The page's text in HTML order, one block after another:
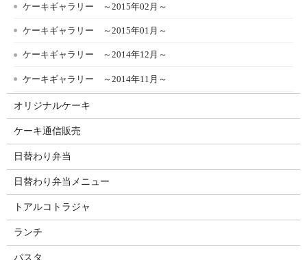
ケーキギャラリー ～2015年02月～
ケーキギャラリー ～2015年01月～
ケーキギャラリー ～2014年12月～
ケーキギャラリー ～2014年11月～
オリジナルケーキ
ケーキ通信販売
日替わり弁当
日替わり弁当メニュー
トアルコトラジャ
ランチ
パスタ